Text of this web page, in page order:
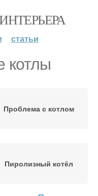
статьи
котлы
Проблема с котлом
Пиролизный котёл